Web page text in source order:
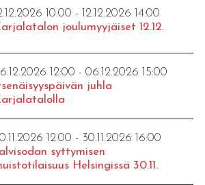
10:00 - 12.12.2026 14:00
joulumyyjäiset 12.12.
12:00 - 06.12.2026 15:00
juhla
12:00 - 30.11.2026 16:00
syttymisen
Helsingissä 30.11.